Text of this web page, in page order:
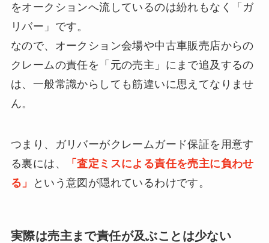
をオークションへ流しているのは紛れもなく「ガ
リバー」です。
なので、オークション会場や中古車販売店からの
クレームの責任を「元の売主」にまで追及するの
は、一般常識からしても筋違いに思えてなりませ
ん。
つまり、ガリバーがクレームガード保証を用意す
る裏には、
「査定ミスによる責任を売主に負わせ
る」
という意図が隠れているわけです。
実際は売主まで責任が及ぶことは少ない